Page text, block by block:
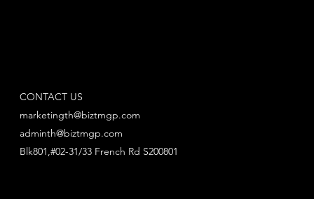
CONTACT US
marketingth@biztmgp.com
adminth@biztmgp.com
Blk801,#02-31/33 French Rd S200801